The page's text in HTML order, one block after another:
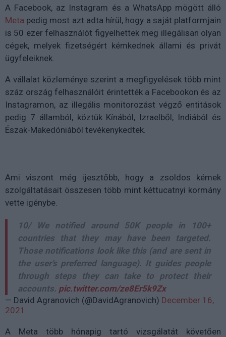
A Facebook, az Instagram és a WhatsApp mögött álló
Meta pedig most azt adta hírül, hogy a saját platformjain
is 50 ezer felhasználót figyelhettek meg illegálisan olyan
cégek, melyek fizetségért kémkednek állami és privát
ügyfeleiknek.
A vállalat közleménye szerint a megfigyelések több mint
száz ország felhasználóit érintették a Facebookon és az
Instagramon, az illegális monitorozást végző entitások
pedig 7 államból, köztük Kínából, Izraelből, Indiából és
Észak-Makedóniából tevékenykedtek.
Ami viszont még ijesztőbb, hogy a zsoldos kémek
szolgáltatásait összesen több mint kéttucatnyi kormány
vette igénybe.
10/ We notified around 50K people in 100+
countries that they may have been targeted.
Those notifications look like this (and are sent in
the user’s preferred language). It guides people
through steps they can take to protect their
accounts. pic.twitter.com/ze8Er5k9Zx
— David Agranovich (@DavidAgranovich) December 16,
2021
A Meta több hónapig tartó vizsgálatát követően